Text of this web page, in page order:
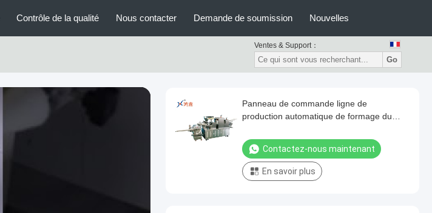
Contrôle de la qualité Nous contacter Demande de soumission Nouvelles
Ventes & Support：
Go
Panneau de commande ligne de
production automatique de formage du
Contactez-nous maintenant
En savoir plus